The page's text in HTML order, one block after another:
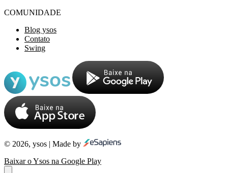
COMUNIDADE
Blog ysos
Contato
Swing
© 2026, ysos | Made by
Baixar o Ysos na Google Play